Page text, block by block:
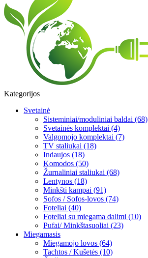
Kategorijos
Svetainė
Sisteminiai/moduliniai baldai (68)
Svetainės komplektai (4)
Valgomojo komplektai (7)
TV staliukai (18)
Indaujos (18)
Komodos (50)
Žurnaliniai staliukai (68)
Lentynos (18)
Minkšti kampai (91)
Sofos / Sofos-lovos (74)
Foteliai (40)
Foteliai su miegama dalimi (10)
Pufai/ Minkštasuoliai (23)
Miegamasis
Miegamojo lovos (64)
Tachtos / Kušetės (10)